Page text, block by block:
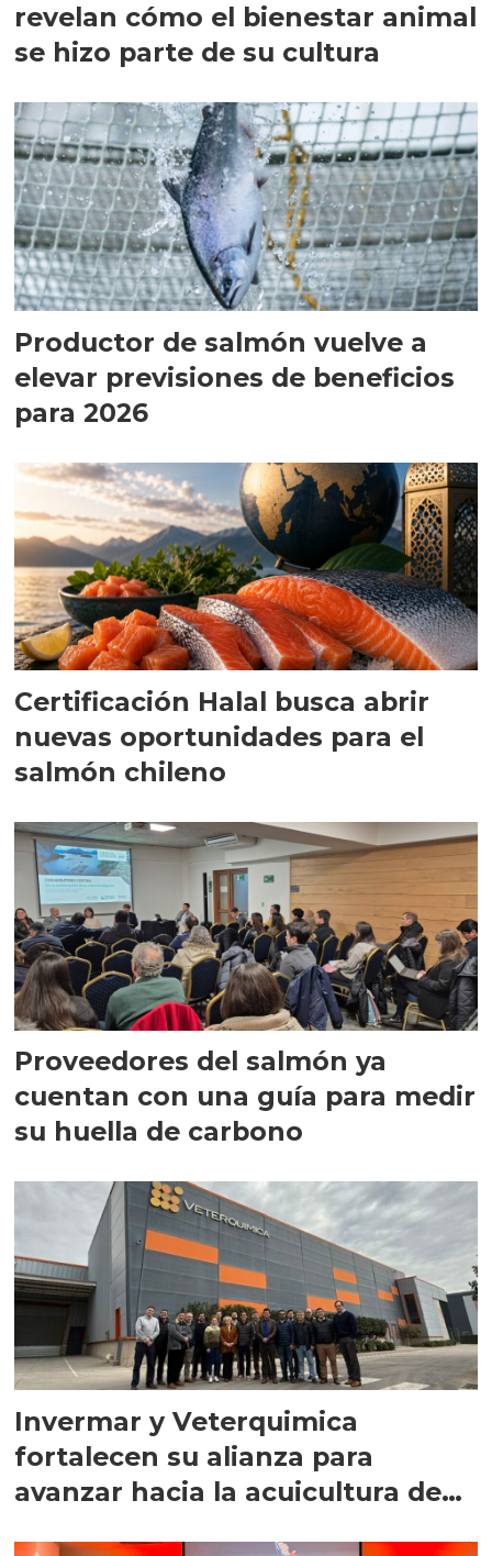
revelan cómo el bienestar animal
se hizo parte de su cultura
Productor de salmón vuelve a
elevar previsiones de beneficios
para 2026
Certificación Halal busca abrir
nuevas oportunidades para el
salmón chileno
Proveedores del salmón ya
cuentan con una guía para medir
su huella de carbono
Invermar y Veterquimica
fortalecen su alianza para
avanzar hacia la acuicultura de